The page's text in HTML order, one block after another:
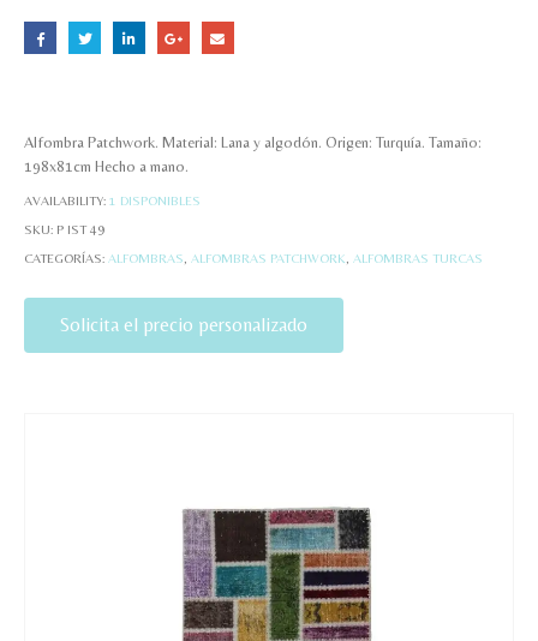
Alfombra Patchwork. Material: Lana y algodón. Origen: Turquía. Tamaño:
198x81cm Hecho a mano.
AVAILABILITY: 1 DISPONIBLES
SKU: P IST 49
CATEGORÍAS: ALFOMBRAS ALFOMBRAS PATCHWORK ALFOMBRAS TURCAS
Solicita el precio personalizado